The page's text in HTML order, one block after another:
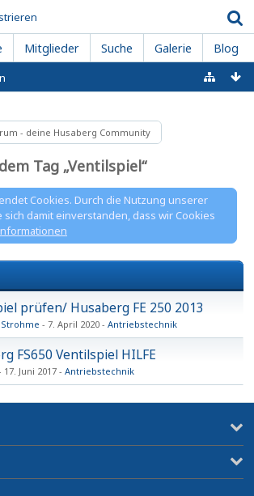
Mitglieder Suche Galerie Blog
- deine Husaberg Community
Tag „Ventilspiel“
Cookies. Durch die Nutzung unserer
sich damit einverstanden, dass wir Cookies
prüfen/ Husaberg FE 250 2013
7. April 2020 Antriebstechnik
FS650 Ventilspiel HILFE
17. Juni 2017 Antriebstechnik